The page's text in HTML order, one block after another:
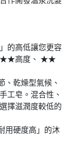
的高低讓您更容
★★★高度、 ★★
、乾燥型氣候、
工皂。混合性、
擇滋潤度較低的
用硬度高」的沐